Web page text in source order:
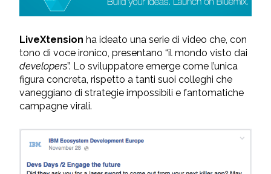
LiveXtension ha ideato una serie di video che, con
tono di voce ironico, presentano “il mondo visto dai
developers”. Lo sviluppatore emerge come l’unica
figura concreta, rispetto a tanti suoi colleghi che
vaneggiano di strategie impossibili e fantomatiche
campagne virali.